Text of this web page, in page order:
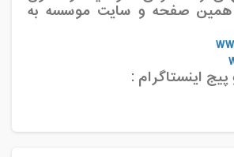
صفحه و سایت موسسه به
اینستاگرام :